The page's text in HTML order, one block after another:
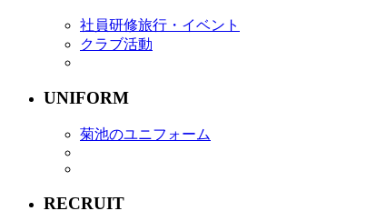
社員研修旅行・イベント
クラブ活動
UNIFORM
菊池のユニフォーム
RECRUIT